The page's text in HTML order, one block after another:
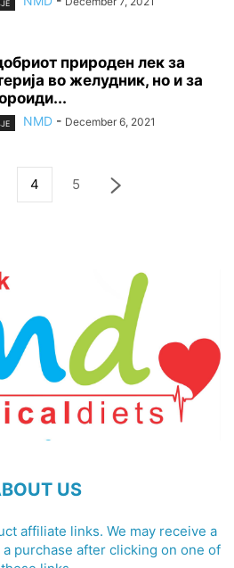
природен лек за
во желудник, но и за
NMD - December 6, 2021
4 5
US
affiliate links. We may receive a
purchase after clicking on one of